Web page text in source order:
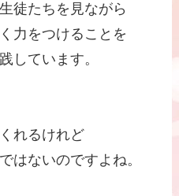
徒たちを見ながら
力をつけることを
しています。
れるけれど
はないのですよね。